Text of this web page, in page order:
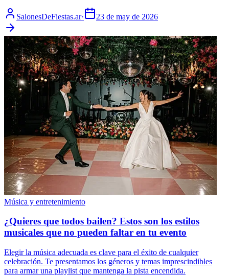
SalonesDeFiestas.ar· 23 de may de 2026
Música y entretenimiento
¿Quieres que todos bailen? Estos son los estilos
musicales que no pueden faltar en tu evento
Elegir la música adecuada es clave para el éxito de cualquier
celebración. Te presentamos los géneros y temas imprescindibles
para armar una playlist que mantenga la pista encendida.